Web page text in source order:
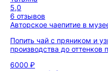
5,0
6 отзывов
Авторское чаепитие в
Попить чай с пряником и
производства до оттенков
6000 ₽